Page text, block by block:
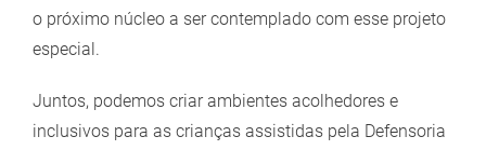
o próximo núcleo a ser contemplado com esse projeto
especial.
Juntos, podemos criar ambientes acolhedores e
inclusivos para as crianças assistidas pela Defensoria